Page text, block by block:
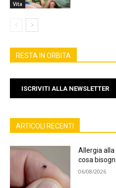
Vita
RESTA IN ORBITA
ISCRIVITI ALLA NEWSLETTER
ARTICOLI RECENTI
Allergia
cosa
06/08/2026